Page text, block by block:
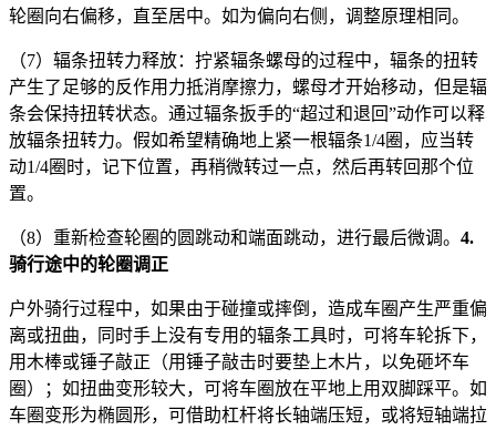
轮圈向右偏移，直至居中。如为偏向右侧，调整原理相同。
（7）辐条扭转力释放：拧紧辐条螺母的过程中，辐条的扭转
产生了足够的反作用力抵消摩擦力，螺母才开始移动，但是辐
条会保持扭转状态。通过辐条扳手的“超过和退回”动作可以释
放辐条扭转力。假如希望精确地上紧一根辐条1/4圈，应当转
动1/4圈时，记下位置，再稍微转过一点，然后再转回那个位
置。
（8）重新检查轮圈的圆跳动和端面跳动，进行最后微调。 4.
骑行途中的轮圈调正
户外骑行过程中，如果由于碰撞或摔倒，造成车圈产生严重偏
离或扭曲，同时手上没有专用的辐条工具时，可将车轮拆下，
用木棒或锤子敲正（用锤子敲击时要垫上木片，以免砸坏车
圈）；如扭曲变形较大，可将车圈放在平地上用双脚踩平。如
车圈变形为椭圆形，可借助杠杆将长轴端压短，或将短轴端拉